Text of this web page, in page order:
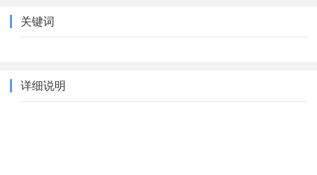
关键词
详细说明